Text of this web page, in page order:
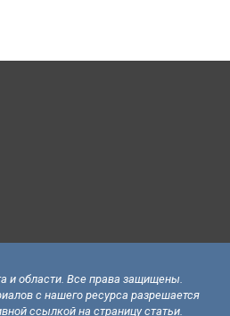
и области. Все права защищены.
с нашего ресурса разрешается
ссылкой на страницу статьи.